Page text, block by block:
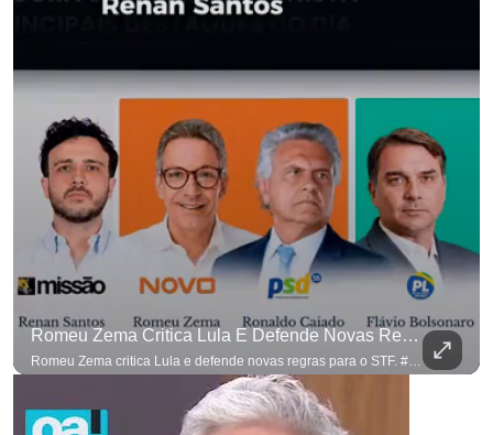
Romeu Zema Critica Lula E Defende Novas Regras Para O STF. #OAntagonista
Romeu Zema critica Lula e defende novas regras para o STF. #OAntagonista Se você busca informação com credibilidade, inscreva-se agora e ative o